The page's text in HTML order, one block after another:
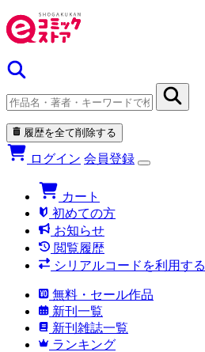
履歴を全て削除する
ログイン 会員登録
カート
初めての方
お知らせ
閲覧履歴
シリアルコードを利用する
無料・セール作品
新刊一覧
新刊雑誌一覧
ランキング